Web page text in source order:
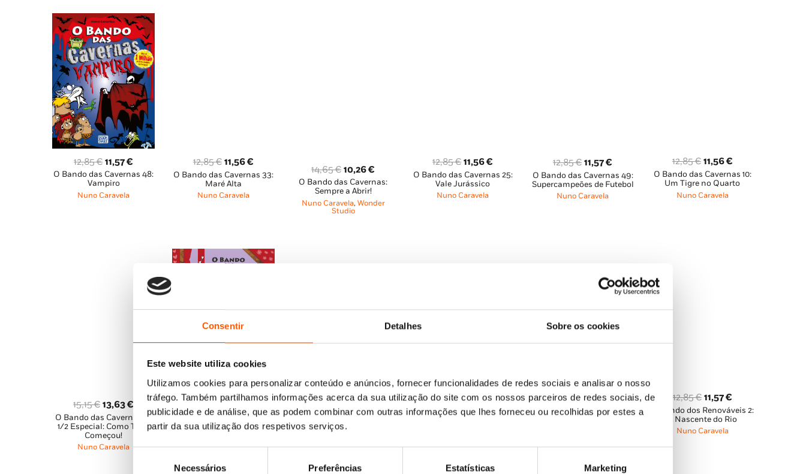
Consentir Detalhes Sobre os cookies
Este website utiliza cookies
Utilizamos cookies para personalizar conteúdo e anúncios, fornecer funcionalidades de redes sociais e analisar o nosso
tráfego. Também partilhamos informações acerca da sua utilização do site com os nossos parceiros de redes sociais, de
publicidade e de análise, que as podem combinar com outras informações que lhes forneceu ou recolhidas por estes a
partir da sua utilização dos respetivos serviços.
Necessários Preferências Estatísticas Marketing
12,85€ O
preço
original
11,57€
preço
O Bando das Cavernas 48:
Vampiro
Nuno Caravela
12,85€ O
preço
original
11,56€O
preço
O Bando das Cavernas 33:
Maré Alta
Nuno Caravela
14,65€ O
preço
original
era:
10,26€
preço
atual
O Bando das Cavernas:
Sempre a Abrir!
Nuno Caravela, Wonder
Studio
12,85€O
preço
original
11,56€
preço
O Bando das Cavernas 25:
Vale Jurássico
Nuno Caravela
12,85€ O
preço
original
11,57€
preço
atual
O Bando das Cavernas 49:
Supercampeões de Futebol
Nuno Caravela
12,85€ O
preço
original
11,56€O
preço
atual
O Bando das Cavernas 10:
Um Tigre no Quarto
Nuno Caravela
15,15€ O
preço
original
era:
13,63€
preço
atual
é:
O Bando das Cavernas 19
1/2 Especial: Como Tudo
Começou!
Nuno Caravela
16,65
O
original
era:
16,65 €.
11,65 €
atual
11,65 €.
O Bando das Cavernas: O
Diário da Ruby
Nuno Caravela,Wonder
Studio
6,65 €
era:
6,65 €.
é:
Atividades 1
12,85€O
preço
11,56€ O
preço
O Bando das Cavernas 19:
Que Susto!
12,85€ O
preço
11,57€O
preço
O Bando das Cavernas 45:
O Incrível Rapaz-Aranha
12,85€ O
preço
original
11,57€O
preço
atual
O Bando dos Renováveis 2:
A Nascente do Rio
Nuno Caravela